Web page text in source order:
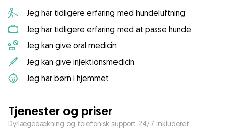
Jeg har tidligere erfaring med hundeluftning
Jeg har tidligere erfaring med at passe hunde
Jeg kan give oral medicin
Jeg kan give injektionsmedicin
Jeg har børn i hjemmet
Tjenester og priser
Dyrlægedækning og telefonisk support 24/7 inkluderet